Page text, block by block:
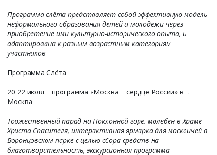
Программа слёта представляет собой эффективную модель
неформального образования детей и молодежи через
приобретение ими культурно-исторического опыта, и
адаптирована к разным возрастным категориям
участников.
Программа Слёта
20-22 июля – программа «Москва – сердце России» в г.
Москва
Торжественный парад на Поклонной горе, молебен в Храме
Христа Спасителя, интерактивная ярмарка для москвичей в
Воронцовском парке с целью сбора средств на
благотворительность, экскурсионная программа.